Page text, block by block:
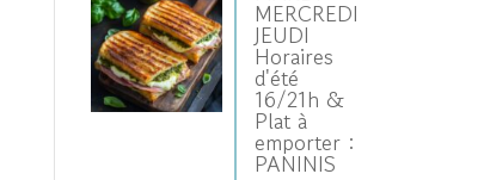
MERCREDI
JEUDI
Horaires
d'été
16/21h &
Plat à
emporter :
PANINIS